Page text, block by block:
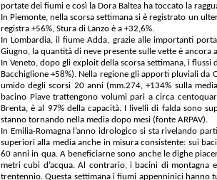
portate dei fiumi e così la Dora Baltea ha toccato la
In Piemonte, nella scorsa settimana si è registrato un
registra +56%, Stura di Lanzo è a +32,6%.
In Lombardia, il fiume Adda, grazie alle importanti
Giugno, la quantità di neve presente sulle vette è
In Veneto, dopo gli exploit della scorsa settimana, i
Bacchiglione +58%). Nella regione gli apporti pluviali
umido degli scorsi 20 anni (mm.274, +134% sulla
bacino Piave trattengono volumi pari a circa
Brenta, è al 97% della capacità. I livelli di falda sono
stanno tornando nella media dopo mesi (fonte ARPAV).
In Emilia-Romagna l’anno idrologico si sta rivelando
superiori alla media anche in misura consistente: sui
60 anni in qua. A beneficiarne sono anche le dighe
metri cubi d’acqua. Al contrario, i bacini di
trentennio. Questa settimana i fiumi appenninici hanno